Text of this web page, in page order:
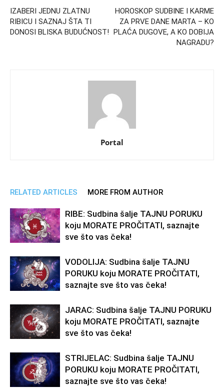
IZABERI JEDNU ZLATNU
RIBICU I SAZNAJ ŠTA TI
DONOSI BLISKA BUDUĆNOST!
HOROSKOP SUDBINE I KARME
ZA PRVE DANE MARTA – KO
PLAĆA DUGOVE, A KO DOBIJA
NAGRADU?
Portal
RELATED ARTICLES MORE FROM AUTHOR
RIBE: Sudbina šalje TAJNU PORUKU
koju MORATE PROČITATI, saznajte
sve što vas čeka!
VODOLIJA: Sudbina šalje TAJNU
PORUKU koju MORATE PROČITATI,
saznajte sve što vas čeka!
JARAC: Sudbina šalje TAJNU PORUKU
koju MORATE PROČITATI, saznajte
sve što vas čeka!
STRIJELAC: Sudbina šalje TAJNU
PORUKU koju MORATE PROČITATI,
saznajte sve što vas čeka!